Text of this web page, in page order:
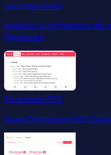
SEO Dashboard
Analizza le performance del
Dashboard.
Estensione SEO
Scopri l'estensione SEO